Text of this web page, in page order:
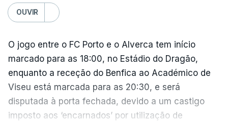
OUVIR
O jogo entre o FC Porto e o Alverca tem início
marcado para as 18:00, no Estádio do Dragão,
enquanto a receção do Benfica ao Académico de
Viseu está marcada para as 20:30, e será
disputada à porta fechada, devido a um castigo
imposto aos ‘encarnados’ por utilização de